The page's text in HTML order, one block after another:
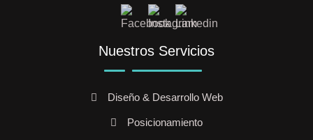
Nuestros Servicios
Diseño & Desarrollo Web
Posicionamiento